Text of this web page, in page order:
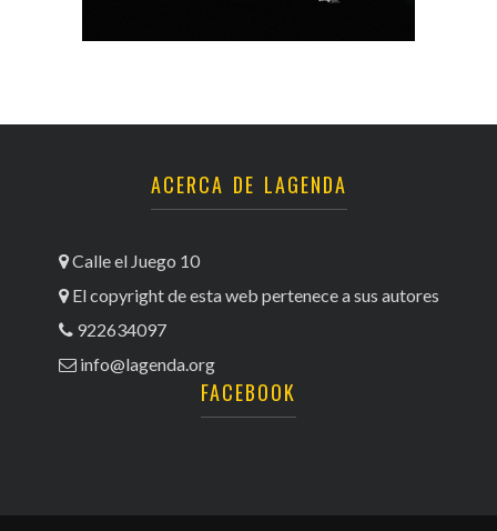
ACERCA DE LAGENDA
Calle el Juego 10
El copyright de esta web pertenece a sus autores
922634097
info@lagenda.org
FACEBOOK